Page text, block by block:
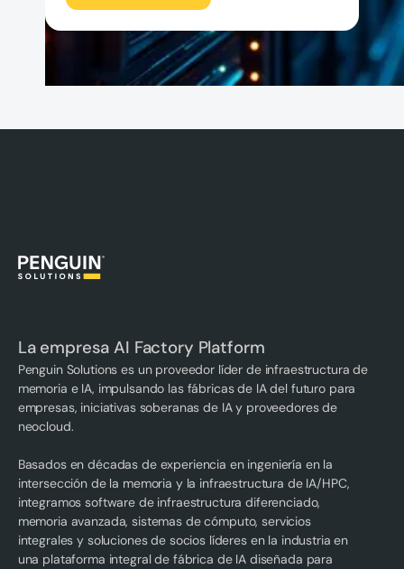
La empresa AI Factory Platform
Penguin Solutions es un proveedor líder de infraestructura de
memoria e IA, impulsando las fábricas de IA del futuro para
empresas, iniciativas soberanas de IA y proveedores de
neocloud.
Basados en décadas de experiencia en ingeniería en la
intersección de la memoria y la infraestructura de IA/HPC,
integramos software de infraestructura diferenciado,
memoria avanzada, sistemas de cómputo, servicios
integrales y soluciones de socios líderes en la industria en
una plataforma integral de fábrica de IA diseñada para